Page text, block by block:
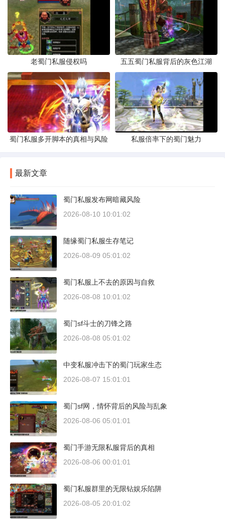
老蜀门私服侵权吗 五五蜀门私服背后的灰色江湖
蜀门私服多开脚本的真相与风险 私服倍率下的蜀门魅力
最新文章
蜀门私服发布网暗藏风险
2026-08-10 10:01:02
随缘蜀门私服生存笔记
2026-08-09 05:01:02
蜀门私服上不去的原因与自救
2026-08-08 10:01:02
蜀门sf斗士的刀锋之路
2026-08-08 05:01:02
中变私服冲击下的蜀门玩家生态
2026-08-07 15:01:01
蜀门sf网，情怀背后的风险与乱象
2026-08-06 05:01:01
蜀门手游无限私服背后的真相
2026-08-06 00:01:01
蜀门私服群里的无限钻娱乐陷阱
2026-08-05 20:01:02